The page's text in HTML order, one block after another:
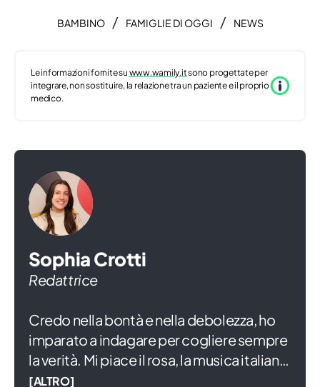
BAMBINO / FAMIGLIE DI OGGI / NEWS
Le informazioni fornite su www.wamily.itsono progettate per
integrare, non sostituire, la relazione tra un paziente e il proprio
medico.
Sophia Crotti
Redattrice
Credo nella bontà e nella debolezza, ho
imparato a indagare per cogliere sempre
la verità. Mi piace il rosa, la musica italiana
e ridere di gusto anche se mi commuove
[ALTRO]